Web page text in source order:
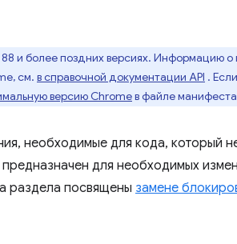
и более поздних версиях. Информацию
см. в справочной документации API .
версию Chromeв файле
необходимые для кода, который
для необходимых
раздела посвящены замене